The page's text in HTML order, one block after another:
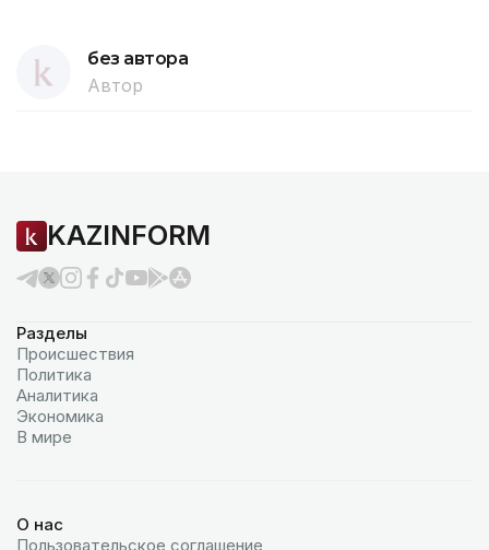
без автора
Автор
KAZINFORM
Разделы
Происшествия
Политика
Аналитика
Экономика
В мире
О нас
Пользовательское соглашение